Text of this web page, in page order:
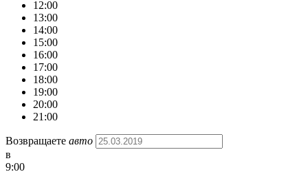
12:00
13:00
14:00
15:00
16:00
17:00
18:00
19:00
20:00
21:00
Возвращаете авто
в
9:00